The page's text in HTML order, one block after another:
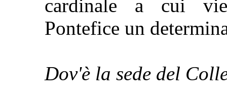
cardinale a cui
Pontefice un
Dov'è la sede del